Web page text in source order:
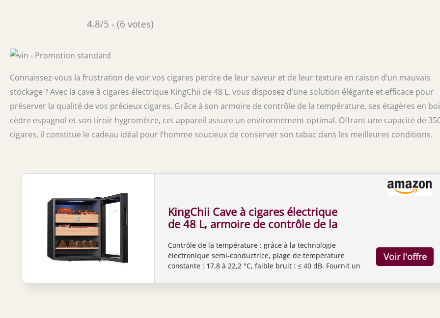
4.8/5 - (6 votes)
Connaissez-vous la frustration de voir vos cigares perdre de leur saveur et de leur texture en raison d’un mauvais
stockage ? Avec la cave à cigares électrique KingChii de 48 L, vous disposez d’une solution élégante et efficace pour
préserver la qualité de vos précieux cigares. Grâce à son armoire de contrôle de la température, ses étagères en
cèdre espagnol et son tiroir hygromètre, cet appareil assure un environnement optimal. Offrant une capacité de
cigares, il constitue le cadeau idéal pour l’homme soucieux de conserver son tabac dans les meilleures conditions.
KingChii Cave à cigares électrique
de 48 L, armoire de contrôle de la
de cèdre espagnol et tiroir
hygromètre, cadeau pour homme
(capacité de 350 comptes)
Contrôle de la température : grâce à la technologie
électronique semi-conductrice, plage de température
constante : 17,8 à 22,2 °C, faible bruit : ≤ 40 dB. Fournit un